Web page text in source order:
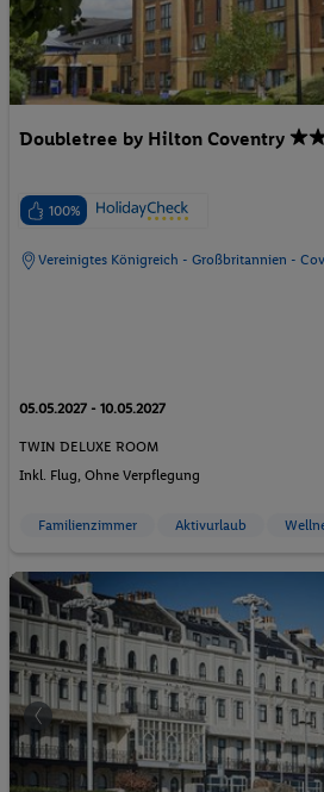
Doubletree by Hilton Coventry
100%
Vereinigtes Königreich - Großbritannien -
05.05.2027 - 10.05.2027
TWIN DELUXE ROOM
Inkl. Flug, Ohne Verpflegung
Familienzimmer Aktivurlaub